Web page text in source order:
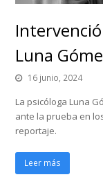
Luna
16 junio, 2024
La psicóloga Luna
ante la prueba en
reportaje.
Leer más